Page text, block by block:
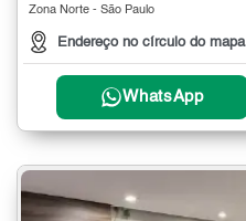
Zona Norte - São Paulo
Endereço no círculo do mapa
WhatsApp